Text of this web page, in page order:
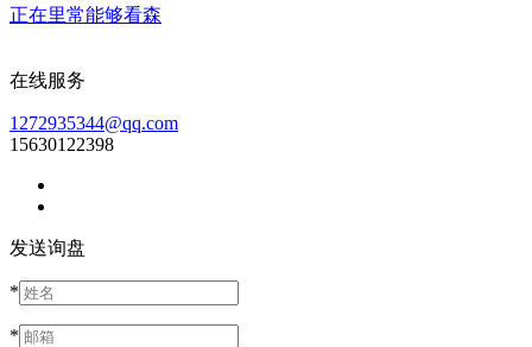
正在里常能够看森
在线服务
1272935344@qq.com
15630122398
发送询盘
*
*